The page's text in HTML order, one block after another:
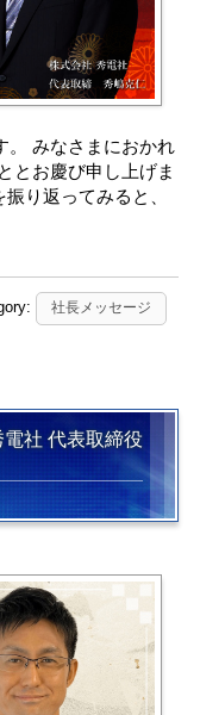
。 みなさまにおかれ
とお慶び申し上げま
り返ってみると、
社長メッセージ
社 代表取締役